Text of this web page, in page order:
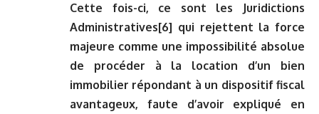
Cette fois-ci, ce sont les Juridictions
Administratives[6] qui rejettent la force
majeure comme une impossibilité absolue
de procéder à la location d’un bien
immobilier répondant à un dispositif fiscal
avantageux, faute d’avoir expliqué en